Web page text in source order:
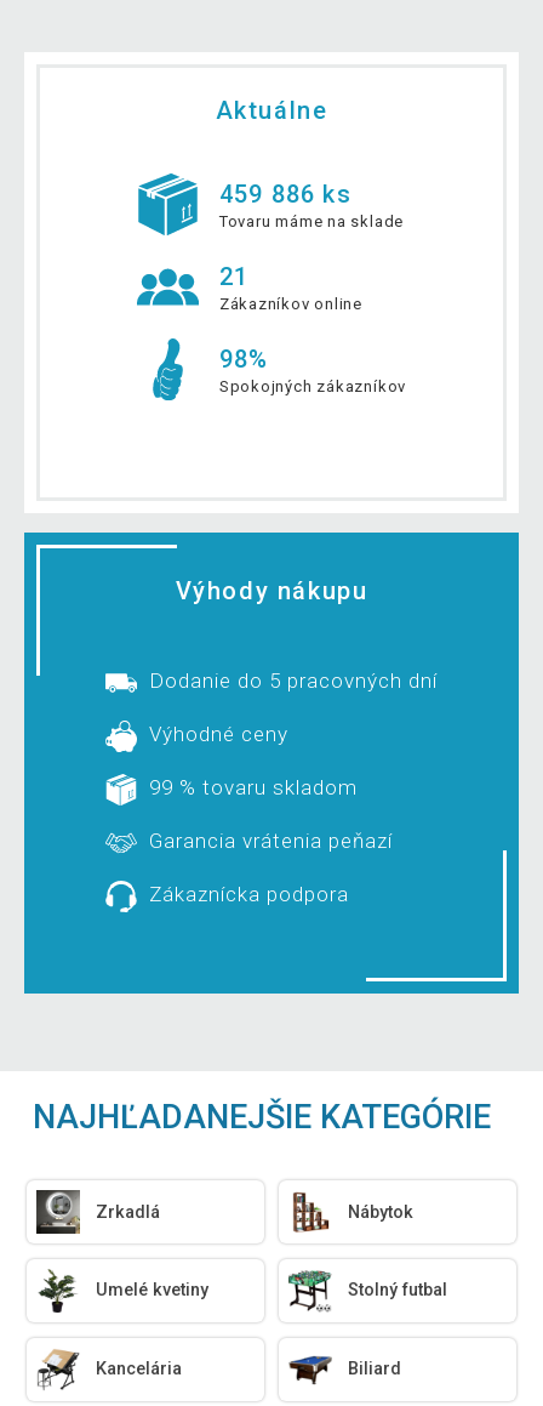
Aktuálne
459 886 ks
Tovaru máme na sklade
21
Zákazníkov online
98%
Spokojných zákazníkov
Výhody nákupu
Dodanie do 5 pracovných dní
Výhodné ceny
99 % tovaru skladom
Garancia vrátenia peňazí
Zákaznícka podpora
NAJHĽADANEJŠIE KATEGÓRIE
Zrkadlá Nábytok
Umelé kvetiny Stolný futbal
Kancelária Biliard